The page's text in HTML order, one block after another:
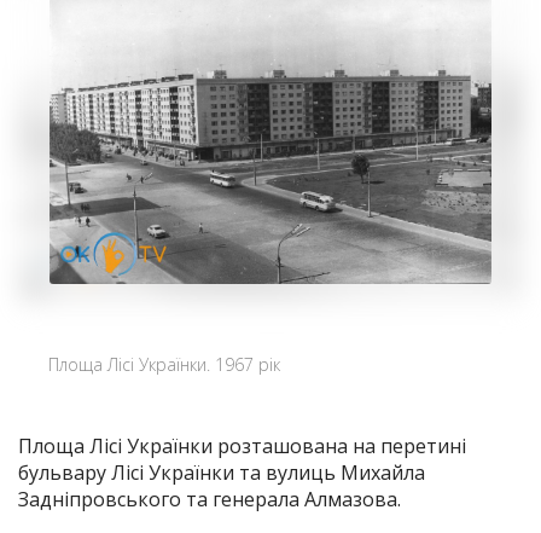
Регістрація
Площа Лісі Українки. 1967 рік
Площа Лісі Українки розташована на перетині
бульвару Лісі Українки та вулиць Михайла
Задніпровського та генерала Алмазова.